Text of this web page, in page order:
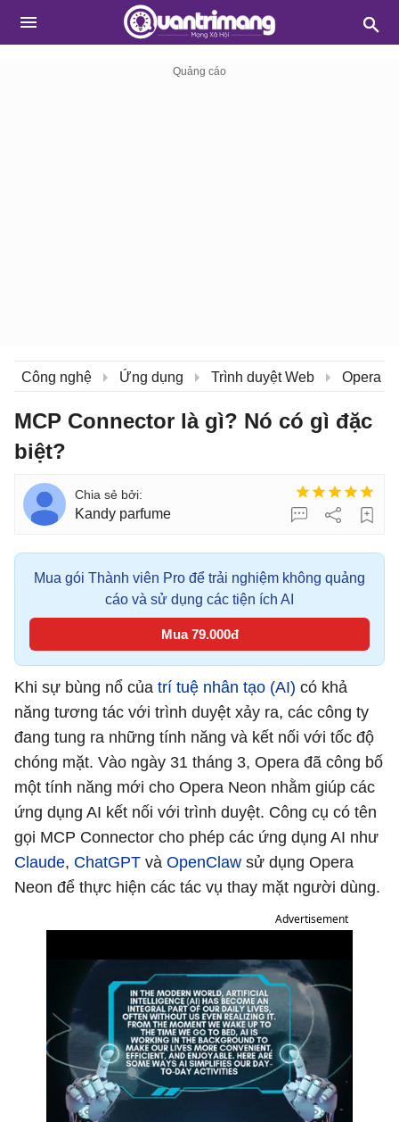
Công nghệ Ứng dụng Trình duyệt Web Opera
MCP Connector là gì? Nó có gì đặc
biệt?
Kandy parfume
Mua gói Thành viên Pro để trải nghiệm không quảng
cáo và sử dụng các tiện ích AI
Mua 79.000đ
Khi sự bùng nổ của trí tuệ nhân tạo (AI) có khả
năng tương tác với trình duyệt xảy ra, các công ty
đang tung ra những tính năng và kết nối với tốc độ
chóng mặt. Vào ngày 31 tháng 3, Opera đã công bố
một tính năng mới cho Opera Neon nhằm giúp các
ứng dụng AI kết nối với trình duyệt. Công cụ có tên
gọi MCP Connector cho phép các ứng dụng AI như
Claude, ChatGPT và OpenClaw sử dụng Opera
Neon để thực hiện các tác vụ thay mặt người dùng.
Advertisement